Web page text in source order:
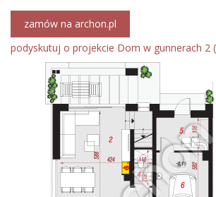
zamów na archon.pl
podyskutuj o projekcie Dom w gunnerach 2